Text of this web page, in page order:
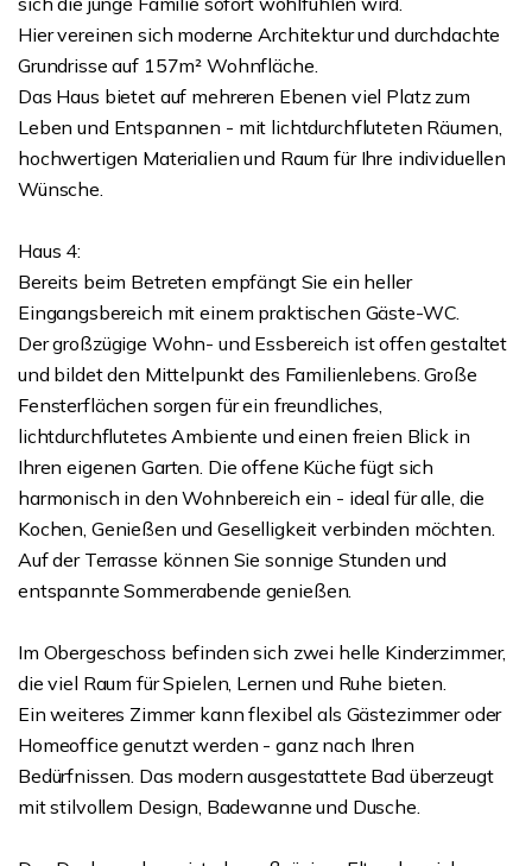
Hier vereinen sich moderne Architektur und durchdachte
Grundrisse auf 157m² Wohnfläche.
Das Haus bietet auf mehreren Ebenen viel Platz zum
Leben und Entspannen - mit lichtdurchfluteten Räumen,
hochwertigen Materialien und Raum für Ihre individuellen
Wünsche.
Haus 4:
Bereits beim Betreten empfängt Sie ein heller
Eingangsbereich mit einem praktischen Gäste-WC.
Der großzügige Wohn- und Essbereich ist offen gestaltet
und bildet den Mittelpunkt des Familienlebens. Große
Fensterflächen sorgen für ein freundliches,
lichtdurchflutetes Ambiente und einen freien Blick in
Ihren eigenen Garten. Die offene Küche fügt sich
harmonisch in den Wohnbereich ein - ideal für alle, die
Kochen, Genießen und Geselligkeit verbinden möchten.
Auf der Terrasse können Sie sonnige Stunden und
entspannte Sommerabende genießen.
Im Obergeschoss befinden sich zwei helle Kinderzimmer,
die viel Raum für Spielen, Lernen und Ruhe bieten.
Ein weiteres Zimmer kann flexibel als Gästezimmer oder
Homeoffice genutzt werden - ganz nach Ihren
Bedürfnissen. Das modern ausgestattete Bad überzeugt
mit stilvollem Design, Badewanne und Dusche.